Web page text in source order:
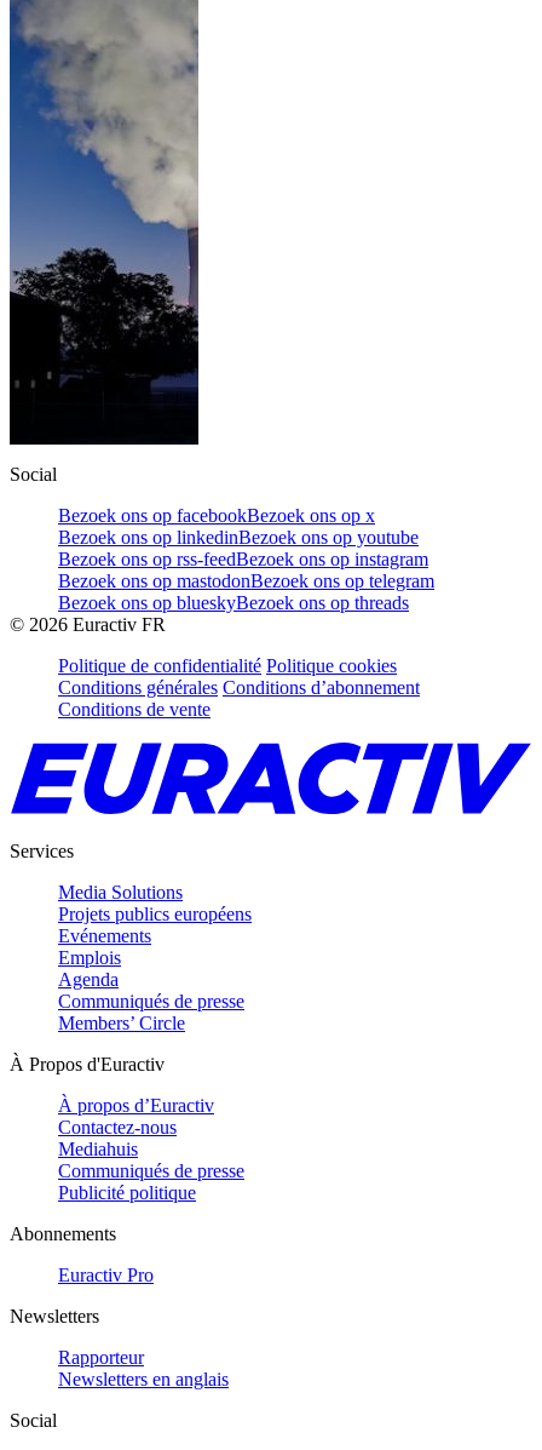
Social
Bezoek ons op facebookBezoek ons op x
Bezoek ons op linkedinBezoek ons op youtube
Bezoek ons op rss-feedBezoek ons op instagram
Bezoek ons op mastodonBezoek ons op telegram
Bezoek ons op blueskyBezoek ons op threads
© 2026 Euractiv FR
Politique de confidentialité Politique cookies
Conditions générales Conditions d’abonnement
Conditions de vente
Services
Media Solutions
Projets publics européens
Evénements
Emplois
Agenda
Communiqués de presse
Members’ Circle
À Propos d'Euractiv
À propos d’Euractiv
Contactez-nous
Mediahuis
Communiqués de presse
Publicité politique
Abonnements
Euractiv Pro
Newsletters
Rapporteur
Newsletters en anglais
Social